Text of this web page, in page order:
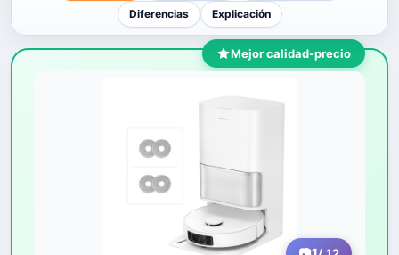
Diferencias
Explicación
Mejor calidad-precio